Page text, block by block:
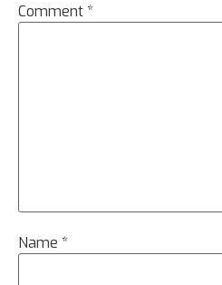
Comment*
Name *